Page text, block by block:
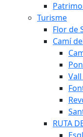
Turisme
Flor de
Camí
RUTA